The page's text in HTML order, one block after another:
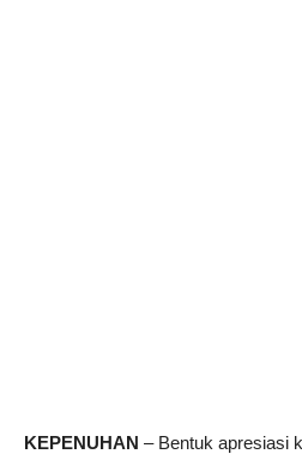
KEPENUHAN – Bentuk apresiasi